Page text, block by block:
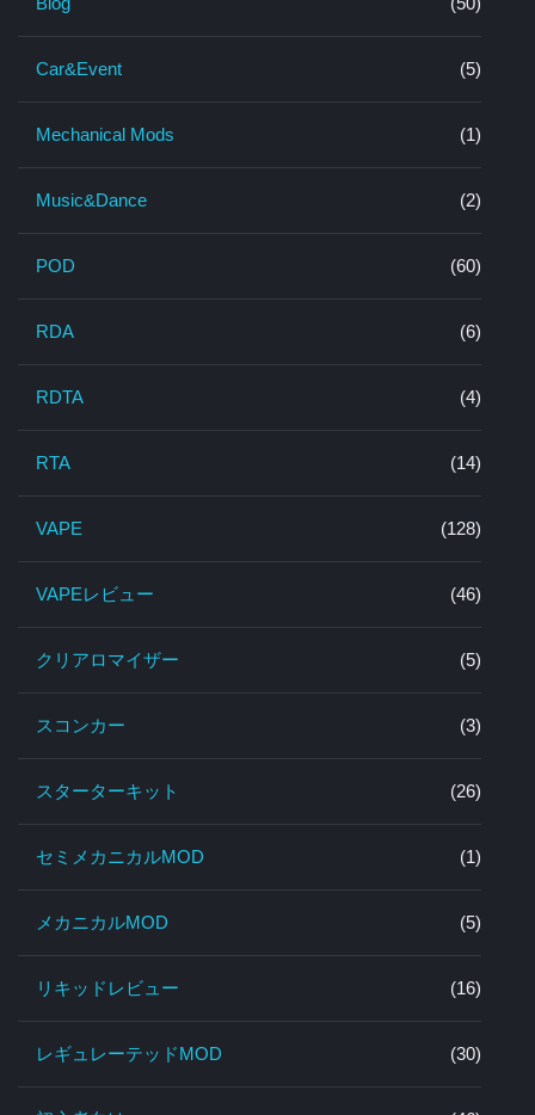
Car&Event (5)
Mechanical Mods (1)
Music&Dance (2)
POD (60)
RDA (6)
RDTA (4)
RTA (14)
VAPE (128)
VAPEレビュー (46)
クリアロマイザー (5)
スコンカー (3)
スターターキット (26)
セミメカニカルMOD (1)
メカニカルMOD (5)
リキッドレビュー (16)
レギュレーテッドMOD (30)